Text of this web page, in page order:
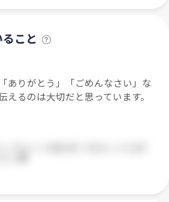
こと
ありがとう」「ごめんなさい」な
えるのは大切だと思っています。